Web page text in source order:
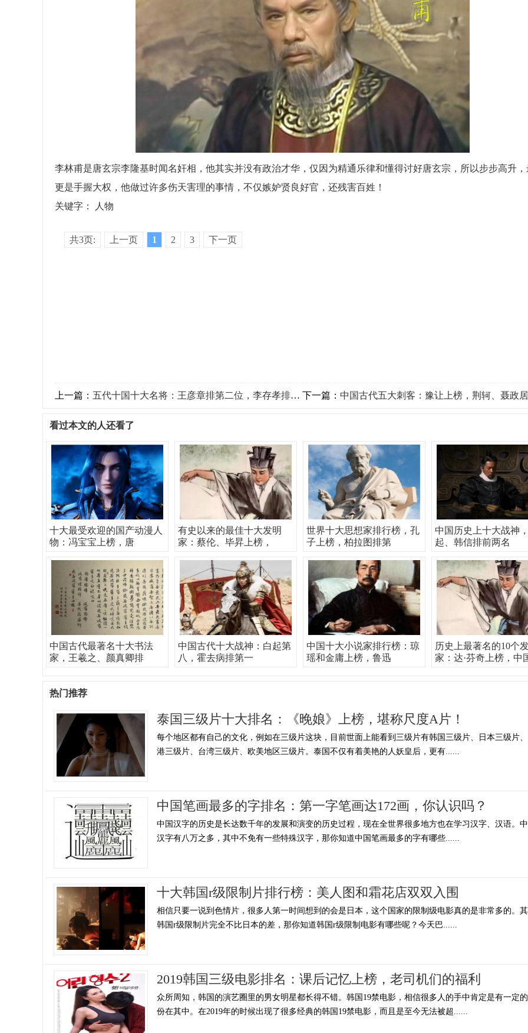
李林甫是唐玄宗李隆基时闻名奸相，他其实并没有政治才华，仅因为精通乐律和懂得讨好唐玄宗，所以步步高升
更是手握大权，他做过许多伤天害理的事情，不仅嫉妒贤良好官，还残害百姓！
关键字：
人物
共3页: 上一页 1 2 3 下一页
上一篇： 五代十国十大名将：王彦章排第二位，李存孝排第一位 下一篇： 中国古代五大刺客：豫让上榜，荆轲、聂政居前
看过本文的人还看了
十大最受欢迎的国产动漫人
物：冯宝宝上榜，唐
有史以来的最佳十大发明
家：蔡伦、毕昇上榜，
世界十大思想家排行榜，孔
子上榜，柏拉图排第
中国历史上十大战神
起、韩信排前两名
中国古代最著名十大书法
家，王羲之、颜真卿排
中国古代十大战神：白起第
八，霍去病排第一
中国十大小说家排行榜：琼
瑶和金庸上榜，鲁迅
历史上最著名的10个
家：达·芬奇上榜，中
热门推荐
泰国三级片十大排名：《晚娘》上榜，堪称尺度A片！
每个地区都有自己的文化，例如在三级片这块，目前世面上能看到三级片有韩国三级片、日本三级片
港三级片、台湾三级片、欧美地区三级片。泰国不仅有着美艳的人妖皇后，更有......
中国笔画最多的字排名：第一字笔画达172画，你认识吗？
中国汉字的历史是长达数千年的发展和演变的历史过程，现在全世界很多地方也在学习汉字、汉语。
汉字有八万之多，其中不免有一些特殊汉字，那你知道中国笔画最多的字有哪些......
十大韩国r级限制片排行榜：美人图和霜花店双双入围
相信只要一说到色情片，很多人第一时间想到的会是日本，这个国家的限制级电影真的是非常多的。
韩国r级限制片完全不比日本的差，那你知道韩国r级限制电影有哪些呢？今天巴......
2019韩国三级电影排名：课后记忆上榜，老司机们的福利
众所周知，韩国的演艺圈里的男女明星都长得不错。韩国19禁电影，相信很多人的手中肯定是有一定
份在其中。在2019年的时候出现了很多经典的韩国19禁电影，而且是至今无法被超......